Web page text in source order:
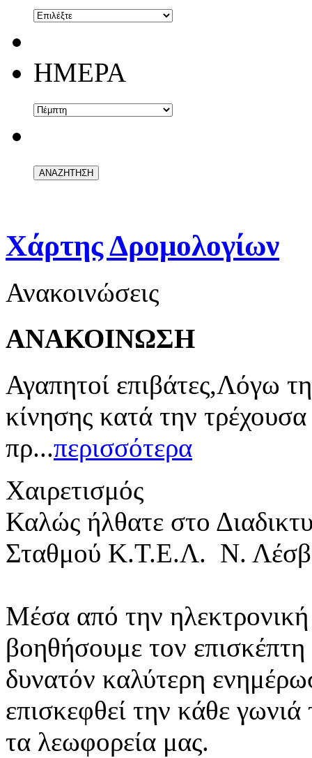
ΗΜΕΡΑ
Χάρτης Δρομολογίων
Ανακοινώσεις
ΑΝΑΚΟΙΝΩΣΗ
Αγαπητοί επιβάτες,Λόγω
κίνησης κατά την
πρ...περισσότερα
Χαιρετισμός
Καλώς ήλθατε στο
Σταθμού Κ.Τ.Ε.Λ. Ν.
Μέσα από την ηλεκτρονική
βοηθήσουμε τον
δυνατόν καλύτερη
επισκεφθεί την κάθε
τα λεωφορεία μας.